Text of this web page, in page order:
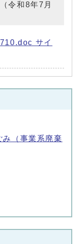
令和8年7月
サイ
（事業系廃棄